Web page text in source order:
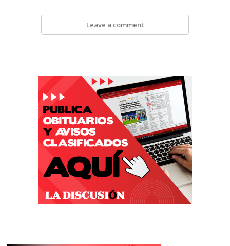
Leave a comment